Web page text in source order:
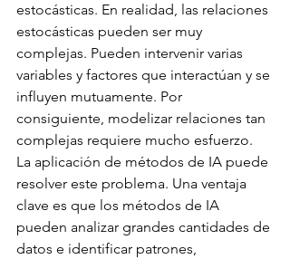
estocásticas. En realidad, las relaciones
estocásticas pueden ser muy
complejas. Pueden intervenir varias
variables y factores que interactúan y se
influyen mutuamente. Por
consiguiente, modelizar relaciones tan
complejas requiere mucho esfuerzo.
La aplicación de métodos de IA puede
resolver este problema. Una ventaja
clave es que los métodos de IA
pueden analizar grandes cantidades de
datos e identificar patrones,